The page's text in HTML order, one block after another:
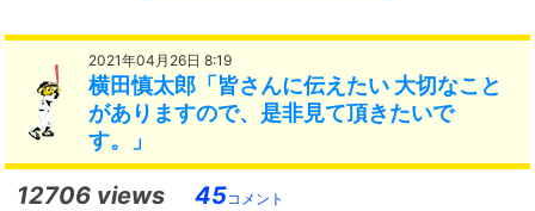
2021年04月26日 8:19
横田慎太郎「皆さんに伝えたい 大切なこと
がありますので、是非見て頂きたいで
す。」
12706 views 45コメント